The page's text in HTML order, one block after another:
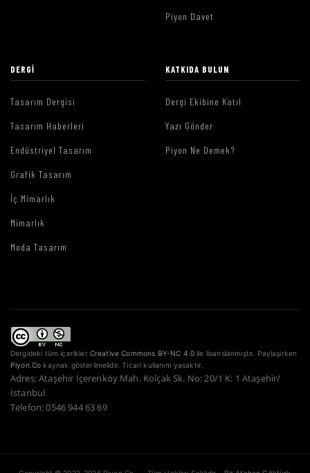
Piyon Davet
DERGI
Tasarım Dergisi
Tasarım Haberleri
Endüstriyel Tasarım
Grafik Tasarım
İç Mimarlık
Mimarlık
Moda Tasarım
KATKIDA BULUN
Dergi Ekibine Katıl
Yazı Gönder
Piyon Ne Demek?
Dergideki tüm içerikler Creative Commons BY-NC 4.0 ile lisanslanmıştır. Paylaşırken
Piyon.Co kaynak gösterilmelidir. Ticari kullanım yasaktır.
Adres: Ataşehir İçerenköy Mah. Kolçak Sk. No: 20/1 K: 1 Ataşehir/
İstanbul
Telefon: 0546 944 63 69